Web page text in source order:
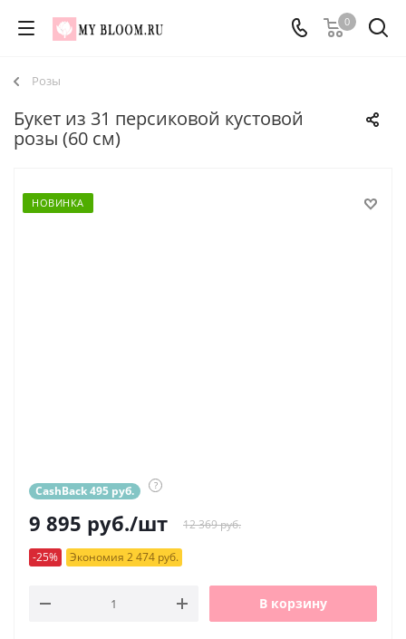
0
Розы
Букет из 31 персиковой кустовой
розы (60 см)
НОВИНКА
CashBack 495 руб. ?
9 895 руб./шт 12 369 руб.
-25% Экономия 2 474 руб.
В корзину